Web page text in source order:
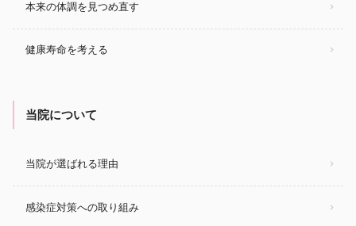
本来の体調を見つめ直す
健康寿命を考える
当院について
当院が選ばれる理由
感染症対策への取り組み